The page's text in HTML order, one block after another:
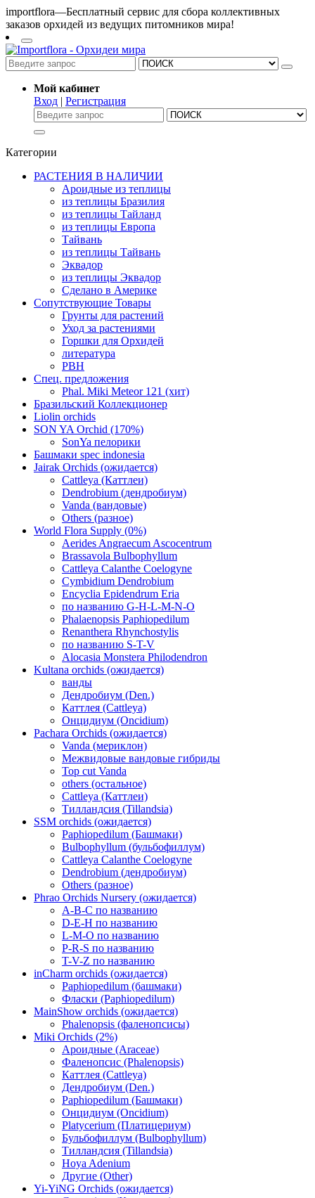
importflora—Бесплатный сервис для сбора коллективных
заказов орхидей из ведущих питомников мира!
Мой кабинет
Вход | Регистрация
Категории
РАСТЕНИЯ В НАЛИЧИИ
Ароидные из теплицы
из теплицы Бразилия
из теплицы Тайланд
из теплицы Европа
Тайвань
из теплицы Тайвань
Эквадор
из теплицы Эквадор
Сделано в Америке
Сопутствующие Товары
Грунты для растений
Уход за растениями
Горшки для Орхидей
литература
РВН
Спец. предложения
Phal. Miki Meteor 121 (хит)
Бразильский Коллекционер
Liolin orchids
SON YA Orchid (170%)
SonYa пелорики
Башмаки spec indonesia
Jairak Orchids (ожидается)
Cattleya (Каттлеи)
Dendrobium (дендробиум)
Vanda (вандовые)
Others (разное)
World Flora Supply (0%)
Aerides Angraecum Ascocentrum
Brassavola Bulbophyllum
Cattleya Calanthe Coelogyne
Cymbidium Dendrobium
Encyclia Epidendrum Eria
по названию G-H-L-M-N-O
Phalaenopsis Paphiopedilum
Renanthera Rhynchostylis
по названию S-T-V
Alocasia Monstera Philodendron
Kultana orchids (ожидается)
ванды
Дендробиум (Den.)
Каттлея (Cattleya)
Онцидиум (Oncidium)
Pachara Orchids (ожидается)
Vanda (мериклон)
Межвидовые вандовые гибриды
Top cut Vanda
others (остальное)
Cattleya (Каттлеи)
Тилландсия (Tillandsia)
SSM orchids (ожидается)
Paphiopedilum (Башмаки)
Bulbophyllum (бульбофиллум)
Cattleya Calanthe Coelogyne
Dendrobium (дендробиум)
Others (разное)
Phrao Orchids Nursery (ожидается)
A-B-C по названию
D-E-H по названию
L-M-O по названию
P-R-S по названию
T-V-Z по названию
inCharm orchids (ожидается)
Paphiopedilum (башмаки)
Фласки (Paphiopedilum)
MainShow orchids (ожидается)
Phalenopsis (фаленопсисы)
Miki Orchids (2%)
Ароидные (Araceae)
Фаленопсис (Phalenopsis)
Каттлея (Cattleya)
Дендробиум (Den.)
Paphiopedilum (Башмаки)
Онцидиум (Oncidium)
Platycerium (Платицериум)
Бульбофиллум (Bulbophyllum)
Тилландсия (Tillandsia)
Hoya Adenium
Другие (Other)
Yi-YiNG Orchids (ожидается)